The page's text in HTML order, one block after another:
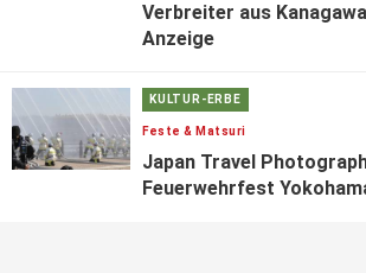
Verbreiter aus
Anzeige
KULTUR-ERBE
Feste & Matsuri
Japan Travel
Feuerwehrfest